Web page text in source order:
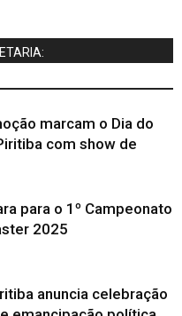
marcam o Dia do
com show de
para o 1º Campeonato
2025
anuncia celebração